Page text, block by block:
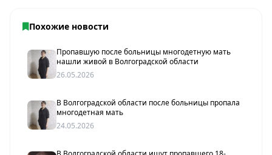
Похожие новости
Пропавшую после больницы многодетную мать
нашли живой в Волгоградской области
26.05.2026
В Волгоградской области после больницы пропала
многодетная мать
24.05.2026